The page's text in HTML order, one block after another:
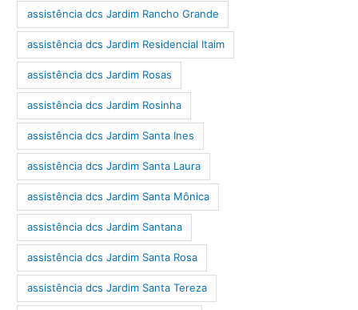
assistência dcs Jardim Rancho Grande
assistência dcs Jardim Residencial Itaim
assistência dcs Jardim Rosas
assistência dcs Jardim Rosinha
assistência dcs Jardim Santa Ines
assistência dcs Jardim Santa Laura
assistência dcs Jardim Santa Mônica
assistência dcs Jardim Santana
assistência dcs Jardim Santa Rosa
assistência dcs Jardim Santa Tereza